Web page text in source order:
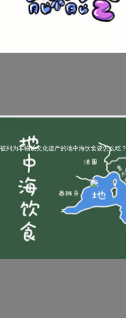
被列为非物质文化遗产的地中海饮食要怎么吃？